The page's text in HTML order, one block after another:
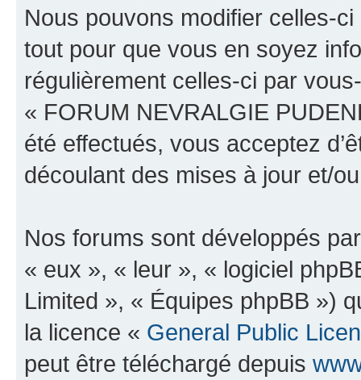
Nous pouvons modifier celles-
tout pour que vous en soyez
régulièrement celles-ci par
« FORUM NEVRALGIE
été effectués, vous acceptez
découlant des mises à jour et/
Nos forums sont développés
« eux », « leur », « logiciel
Limited », « Équipes phpBB »)
la licence « General Public
peut être téléchargé depuis